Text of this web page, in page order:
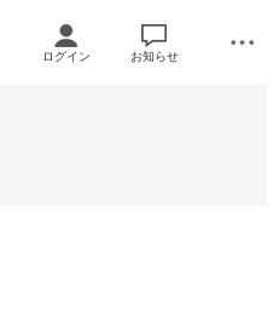
ログイン お知らせ